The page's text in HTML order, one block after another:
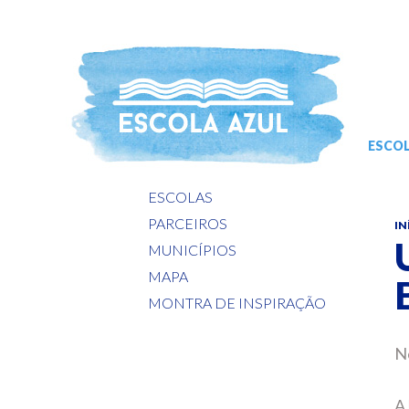
ESCOLAS
PARCEIROS
MUNICÍPIOS
MAPA
MONTRA DE INSPIRAÇÃO